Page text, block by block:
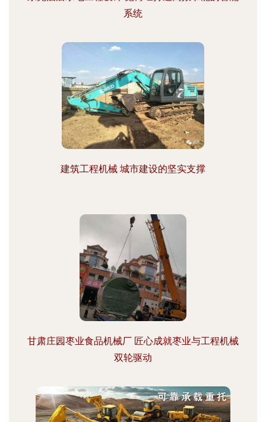
系统
建筑工程机械 城市建设的坚实支撑
甘肃庄园枣业食品机械厂 匠心成就枣业与工程机械
双轮驱动